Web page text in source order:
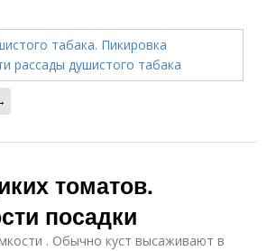
томатов.
посадки
. Обычно куст высаживают в